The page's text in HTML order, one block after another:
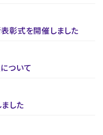
彰式を開催しました
ついて
した